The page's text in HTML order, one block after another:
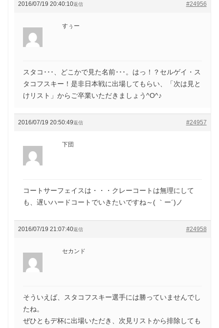
2016/07/19 20:40:10 #24956
返信
すぅー
スタコ･･･、どこかで見た名前･･･。はっ！？セルゲイ・ス
タコフスキー！是非日本戦に出場してもらい、「次は見と
けリスト」からご卒業いただきましょう^O^♪
2016/07/19 20:50:49 #24957
返信
下団
コートサーフェイスは・・・クレーコートは無理にして
も、遅いハードコートでいきたいですね～( ｀ー´)ノ
2016/07/19 21:07:40 #24958
返信
セカンド
そういえば、スタコフスキー選手には勝っていませんでし
たね。
ぜひともデ杯に出場いただき、次見リストから排除しても